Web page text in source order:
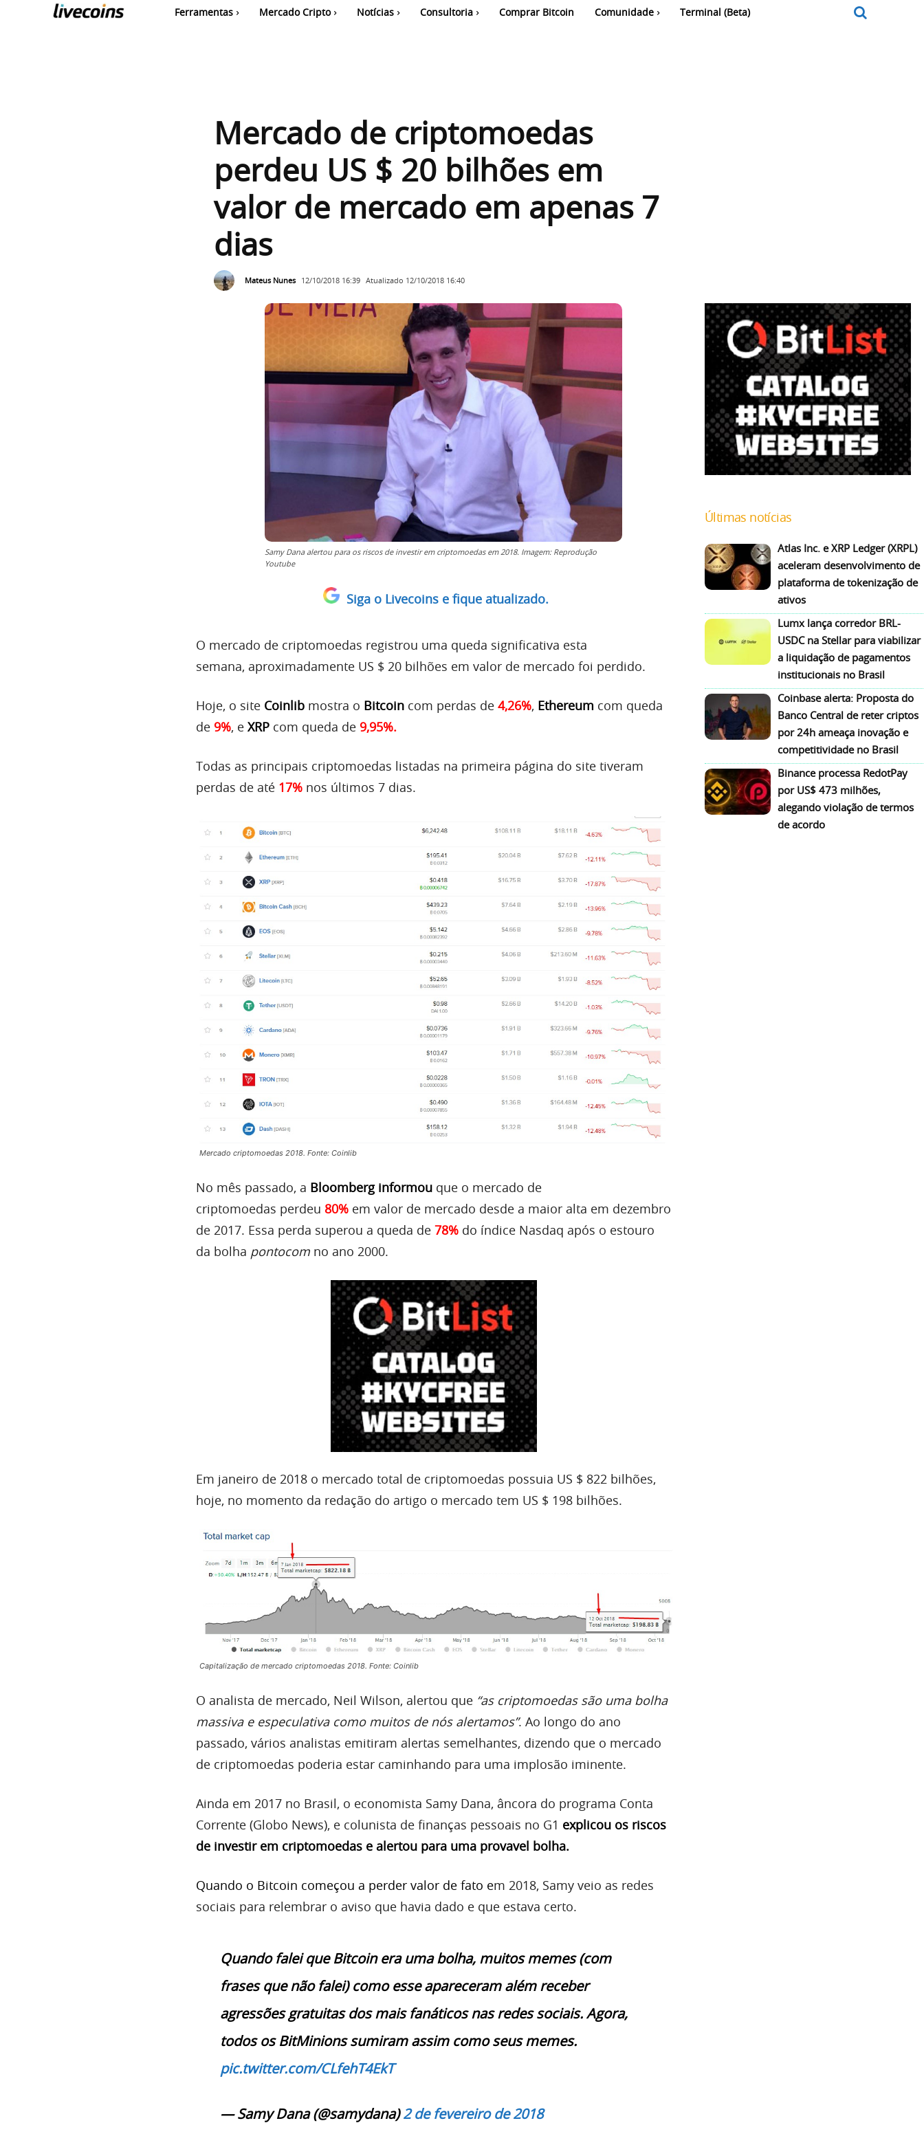
Ferramentas Mercado Cripto Notícias Consultoria Comprar Bitcoin Comunidade Terminal (Beta)
Mercado de criptomoedas
perdeu US $ 20 bilhões em
valor de mercado em apenas 7
dias
Mateus Nunes 12/10/2018 16:39 Atualizado 12/10/2018 16:40
Samy Dana alertou para os riscos de investir em criptomoedas em 2018. Imagem: Reprodução
Youtube
Siga o Livecoins e fique atualizado.
O mercado de criptomoedas registrou uma queda significativa esta
semana, aproximadamente US $ 20 bilhões em valor de mercado foi perdido.
Hoje, o site Coinlib mostra o Bitcoin com perdas de 4,26%, Ethereum com queda
de 9%, e XRP com queda de 9,95%.
Todas as principais criptomoedas listadas na primeira página do site tiveram
perdas de até 17% nos últimos 7 dias.
Mercado criptomoedas 2018. Fonte: Coinlib
No mês passado, a Bloomberg informou que o mercado de
criptomoedas perdeu 80% em valor de mercado desde a maior alta em dezembro
de 2017. Essa perda superou a queda de 78% do índice Nasdaq após o estouro
da bolha pontocom no ano 2000.
Em janeiro de 2018 o mercado total de criptomoedas possuia US $ 822 bilhões,
hoje, no momento da redação do artigo o mercado tem US $ 198 bilhões.
Capitalização de mercado criptomoedas 2018. Fonte: Coinlib
O analista de mercado, Neil Wilson, alertou que “as criptomoedas são uma bolha
massiva e especulativa como muitos de nós alertamos”. Ao longo do ano
passado, vários analistas emitiram alertas semelhantes, dizendo que o mercado
de criptomoedas poderia estar caminhando para uma implosão iminente.
Ainda em 2017 no Brasil, o economista Samy Dana, âncora do programa Conta
Corrente (Globo News), e colunista de finanças pessoais no G1 explicou os riscos
de investir em criptomoedas e alertou para uma provavel bolha.
Quando o Bitcoin começou a perder valor de fato em 2018, Samy veio as redes
sociais para relembrar o aviso que havia dado e que estava certo.
Quando falei que Bitcoin era uma bolha, muitos memes (com
frases que não falei) como esse apareceram além receber
agressões gratuitas dos mais fanáticos nas redes sociais. Agora,
todos os BitMinions sumiram assim como seus memes.
pic.twitter.com/CLfehT4EkT
— Samy Dana (@samydana)2 de fevereiro de 2018
Últimas notícias
Atlas Inc. e XRP Ledger (XRPL)
aceleram desenvolvimento de
plataforma de tokenização de
ativos
Lumx lança corredor BRL-
USDC na Stellar para viabilizar
a liquidação de pagamentos
institucionais no Brasil
Coinbase alerta: Proposta do
Banco Central de reter criptos
por 24h ameaça inovação e
competitividade no Brasil
Binance processa RedotPay
por US$ 473 milhões,
alegando violação de termos
de acordo